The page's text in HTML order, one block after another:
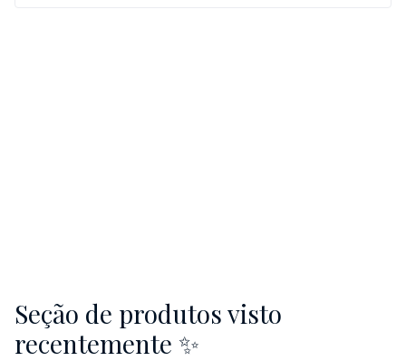
Seção de produtos visto
recentemente ✨